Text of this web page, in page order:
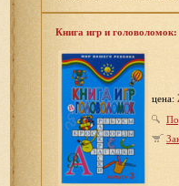
Книга игр и
цена: